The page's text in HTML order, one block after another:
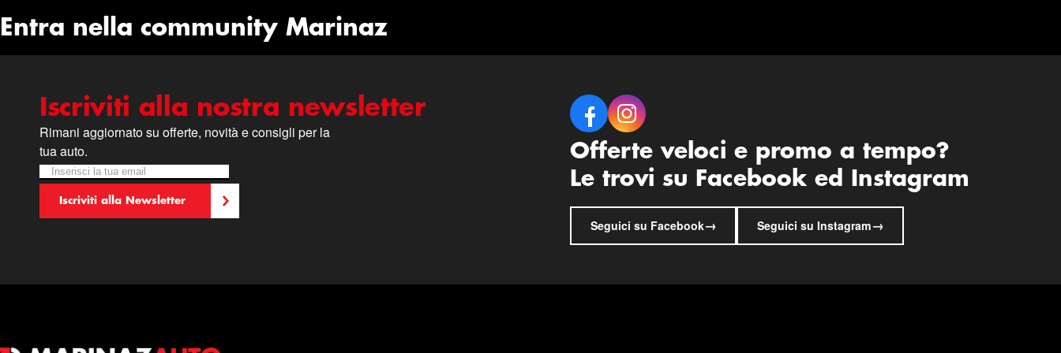
Entra nella community Marinaz
Iscriviti alla nostra newsletter
Rimani aggiornato su offerte, novità e consigli per la
tua auto.
Newsletter
Iscriviti alla nostra Newsletter:
Iscriviti alla Newsletter
Offerte veloci e promo a tempo?
Le trovi su Facebook ed Instagram
Seguici su Facebook→ Seguici su Instagram→